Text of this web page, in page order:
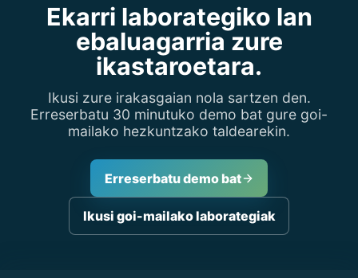
Ekarri laborategiko lan
ebaluagarria zure
ikastaroetara.
Ikusi zure irakasgaian nola sartzen den.
Erreserbatu 30 minutuko demo bat gure goi-
mailako hezkuntzako taldearekin.
Erreserbatu demo bat
Ikusi goi-mailako laborategiak